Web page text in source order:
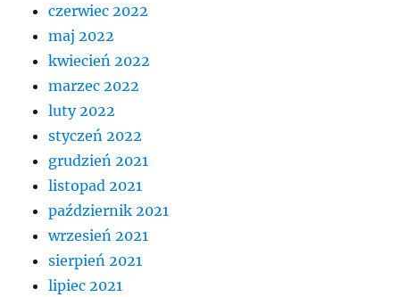
czerwiec 2022
maj 2022
kwiecień 2022
marzec 2022
luty 2022
styczeń 2022
grudzień 2021
listopad 2021
październik 2021
wrzesień 2021
sierpień 2021
lipiec 2021